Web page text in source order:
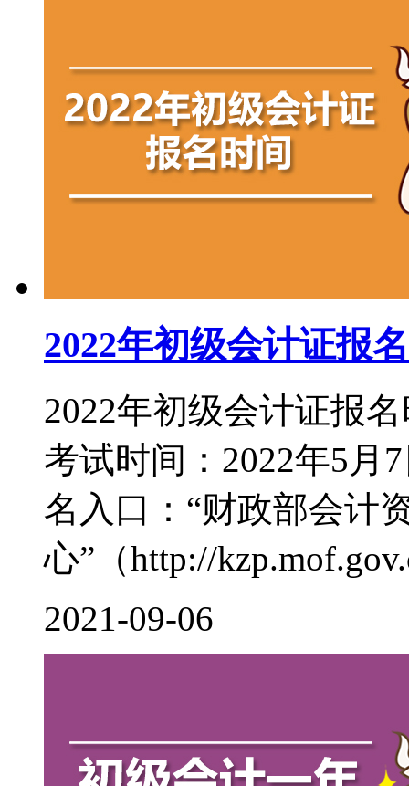
2022年初级会计证报
2022年初级会计证报
考试时间：2022年5月
名入口：“财政部会计
心”（http://
2021-09-06